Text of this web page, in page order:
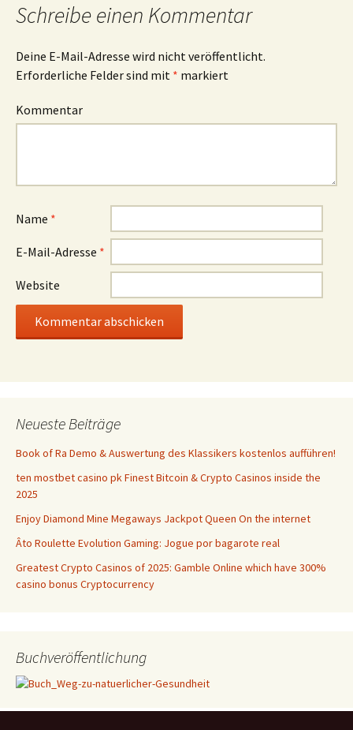
Schreibe einen Kommentar
Deine E-Mail-Adresse wird nicht veröffentlicht.
Erforderliche Felder sind mit * markiert
Kommentar
Name *
E-Mail-Adresse *
Website
Neueste Beiträge
Book of Ra Demo & Auswertung des Klassikers kostenlos aufführen!
ten mostbet casino pk Finest Bitcoin & Crypto Casinos inside the
2025
Enjoy Diamond Mine Megaways Jackpot Queen On the internet
Âto Roulette Evolution Gaming: Jogue por bagarote real
Greatest Crypto Casinos of 2025: Gamble Online which have 300%
casino bonus Cryptocurrency
Buchveröffentlichung